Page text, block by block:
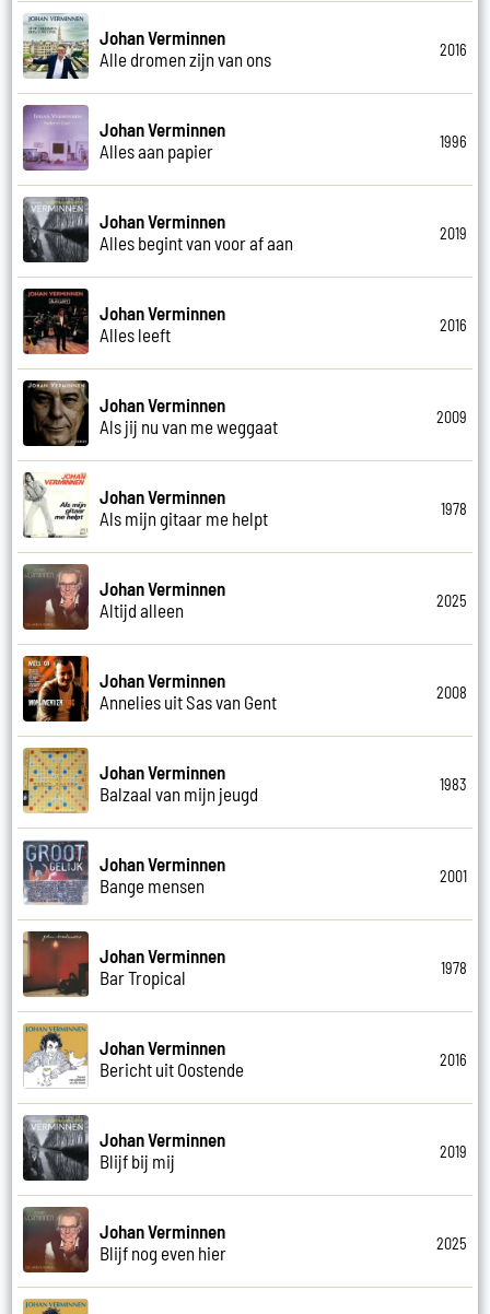
Johan Verminnen
Alle dromen zijn van ons
2016
Johan Verminnen
Alles aan papier
1996
Johan Verminnen
Alles begint van voor af aan
2019
Johan Verminnen
Alles leeft
2016
Johan Verminnen
Als jij nu van me weggaat
2009
Johan Verminnen
Als mijn gitaar me helpt
1978
Johan Verminnen
Altijd alleen
2025
Johan Verminnen
Annelies uit Sas van Gent
2008
Johan Verminnen
Balzaal van mijn jeugd
1983
Johan Verminnen
Bange mensen
2001
Johan Verminnen
Bar Tropical
1978
Johan Verminnen
Bericht uit Oostende
2016
Johan Verminnen
Blijf bij mij
2019
Johan Verminnen
Blijf nog even hier
2025